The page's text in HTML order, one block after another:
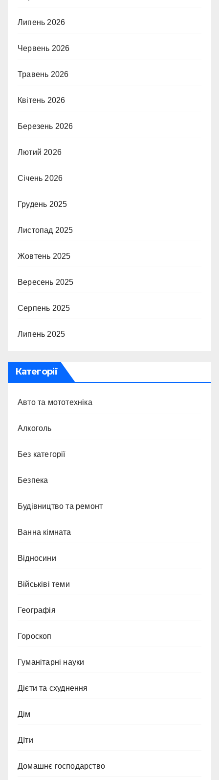
Липень 2026
Червень 2026
Травень 2026
Квітень 2026
Березень 2026
Лютий 2026
Січень 2026
Грудень 2025
Листопад 2025
Жовтень 2025
Вересень 2025
Серпень 2025
Липень 2025
Категорії
Авто та мототехніка
Алкоголь
Без категорії
Безпека
Будівництво та ремонт
Ванна кімната
Відносини
Військіві теми
Географія
Гороскоп
Гуманітарні науки
Дієти та схуднення
Дім
ДІти
Домашнє господарство